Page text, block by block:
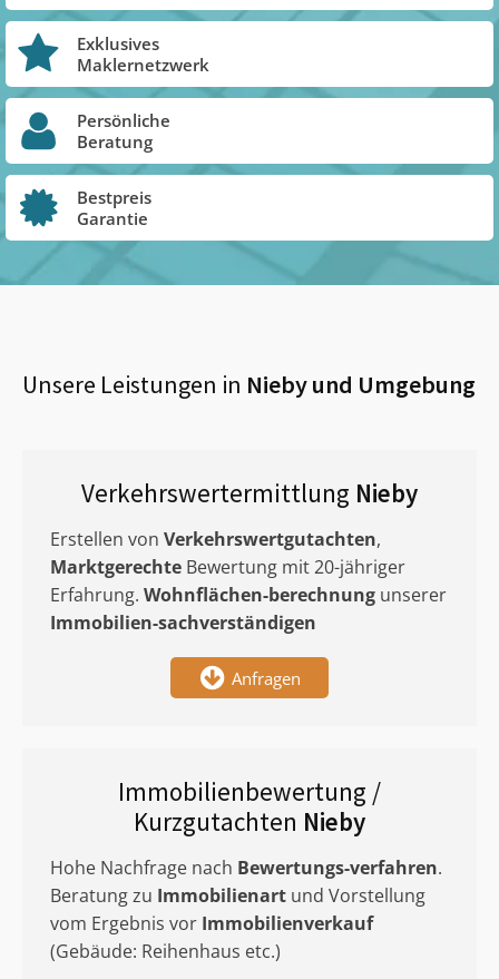
Exklusives
Maklernetzwerk
Persönliche
Beratung
Bestpreis
Garantie
Unsere Leistungen in Niebyund Umgebung
Verkehrswertermittlung Nieby
Erstellen von Verkehrswertgutachten,
Marktgerechte Bewertung mit 20-jähriger
Erfahrung. Wohnflächen-berechnung unserer
Immobilien-sachverständigen
Anfragen
Immobilienbewertung /
Kurzgutachten Nieby
Hohe Nachfrage nach Bewertungs-verfahren.
Beratung zu Immobilienart und Vorstellung
vom Ergebnis vor Immobilienverkauf
(Gebäude: Reihenhaus etc.)